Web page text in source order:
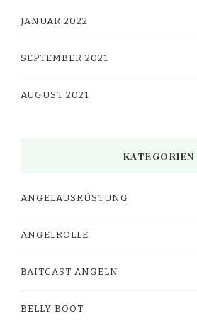
JANUAR 2022
SEPTEMBER 2021
AUGUST 2021
KATEGORIEN
ANGELAUSRÜSTUNG
ANGELROLLE
BAITCAST ANGELN
BELLY BOOT